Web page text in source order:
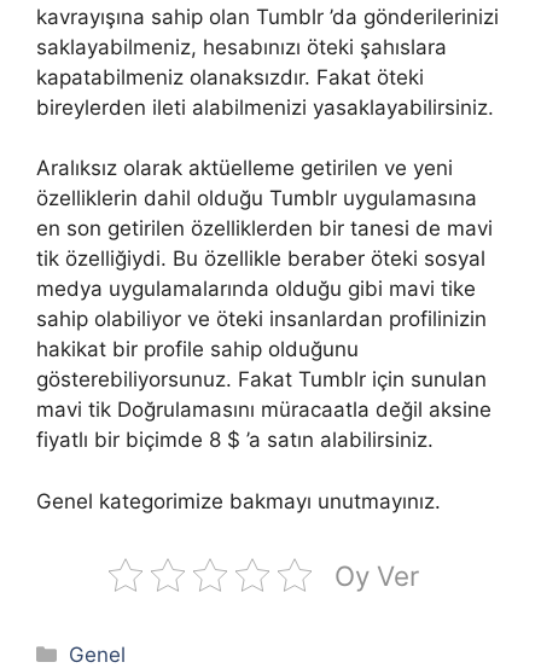
kavrayışına sahip olan Tumblr ’da gönderilerinizi
saklayabilmeniz, hesabınızı öteki şahıslara
kapatabilmeniz olanaksızdır. Fakat öteki
bireylerden ileti alabilmenizi yasaklayabilirsiniz.
Aralıksız olarak aktüelleme getirilen ve yeni
özelliklerin dahil olduğu Tumblr uygulamasına
en son getirilen özelliklerden bir tanesi de mavi
tik özelliğiydi. Bu özellikle beraber öteki sosyal
medya uygulamalarında olduğu gibi mavi tike
sahip olabiliyor ve öteki insanlardan profilinizin
hakikat bir profile sahip olduğunu
gösterebiliyorsunuz. Fakat Tumblr için sunulan
mavi tik Doğrulamasını müracaatla değil aksine
fiyatlı bir biçimde 8 $ ’a satın alabilirsiniz.
Genel kategorimize bakmayı unutmayınız.
Oy Ver
Kategoriler
Genel